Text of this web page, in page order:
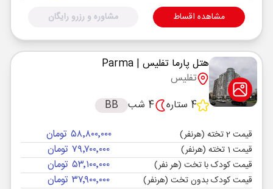
مشاهده اقساط مشاوره و رزرو رایگان
هتل پارما تفلیس | Parma
تفلیس
4 ستاره
4 شب BB
قیمت 2 تخته (هرنفر) ۵۸٬۸۰۰٬۰۰۰ تومان
قیمت 1 تخته (هرنفر) ۷۹٬۷۰۰٬۰۰۰ تومان
قیمت کودک با تخت (هر نفر) ۵۳٬۱۰۰٬۰۰۰ تومان
قیمت کودک بدون تخت (هرنفر) ۳۷٬۹۰۰٬۰۰۰ تومان